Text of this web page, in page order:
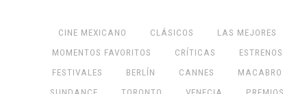
CINE MEXICANO CLÁSICOS
LAS MEJORES
MOMENTOS FAVORITOS
CRÍTICAS
ESTRENOS
FESTIVALES
BERLÍN CANNES
MACABRO